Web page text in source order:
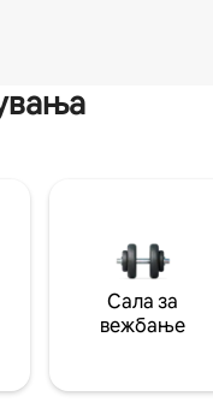
Сала за
вежбање